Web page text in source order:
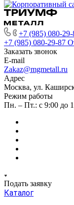
+7 (985) 080-29-
+7 (985) 080-29-87
Заказать звонок
E-mail
Zakaz@mgmetall.ru
Адрес
Москва, ул.
Режим работы
Пн. – Пт.: с 9:00 до
Подать заявку
Каталог